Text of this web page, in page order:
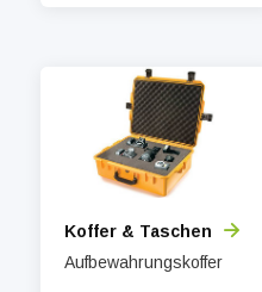
Koffer & Taschen
Aufbewahrungskoffer